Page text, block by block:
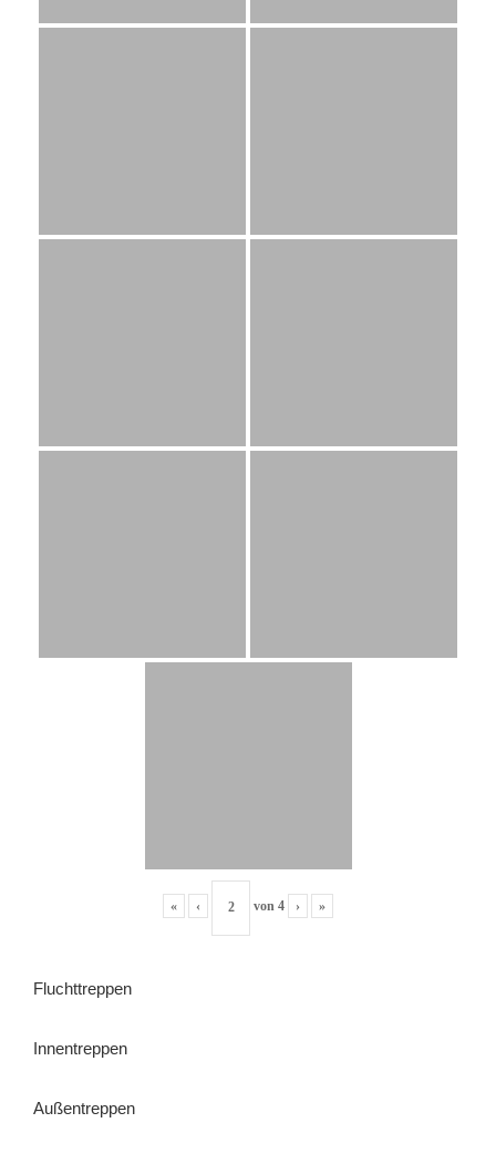
« ‹ von 4 › »
Fluchttreppen
Innentreppen
Außentreppen